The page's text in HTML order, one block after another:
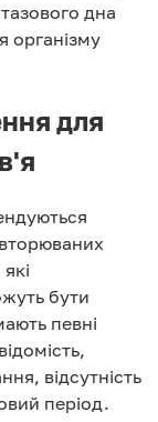
дна
організму
для
бути
певні
відсутність
період.